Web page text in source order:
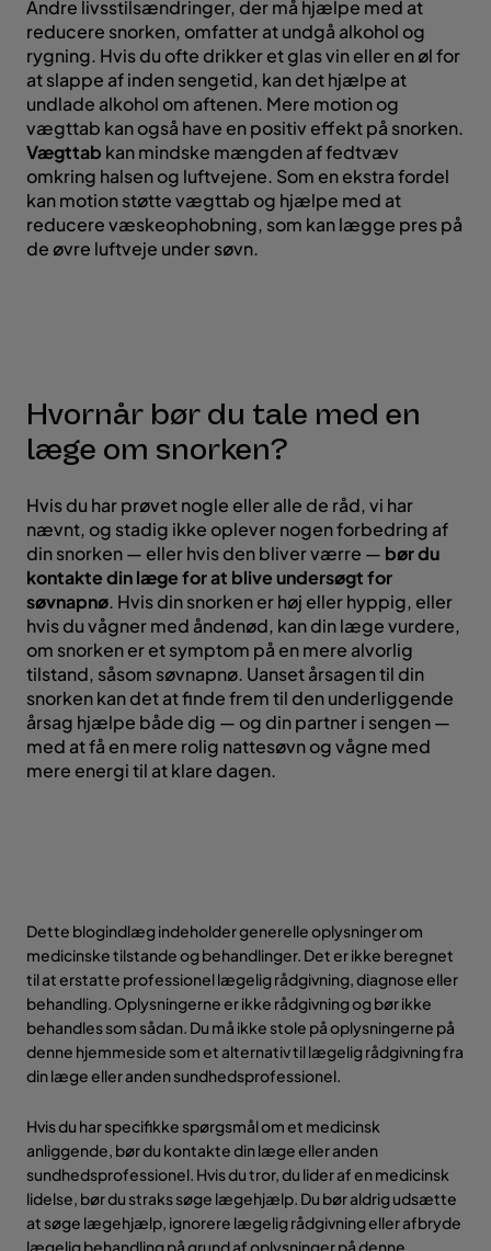
Andre livsstilsændringer, der må hjælpe med at
reducere snorken, omfatter at undgå alkohol og
rygning. Hvis du ofte drikker et glas vin eller en øl for
at slappe af inden sengetid, kan det hjælpe at
undlade alkohol om aftenen. Mere motion og
vægttab kan også have en positiv effekt på snorken.
Vægttab kan mindske mængden af fedtvæv
omkring halsen og luftvejene. Som en ekstra fordel
kan motion støtte vægttab og hjælpe med at
reducere væskeophobning, som kan lægge pres på
de øvre luftveje under søvn.
Hvornår bør du tale med en
læge om snorken?
Hvis du har prøvet nogle eller alle de råd, vi har
nævnt, og stadig ikke oplever nogen forbedring af
din snorken — eller hvis den bliver værre — bør du
kontakte din læge for at blive undersøgt for
søvnapnø. Hvis din snorken er høj eller hyppig, eller
hvis du vågner med åndenød, kan din læge vurdere,
om snorken er et symptom på en mere alvorlig
tilstand, såsom søvnapnø. Uanset årsagen til din
snorken kan det at finde frem til den underliggende
årsag hjælpe både dig — og din partner i sengen —
med at få en mere rolig nattesøvn og vågne med
mere energi til at klare dagen.
Dette blogindlæg indeholder generelle oplysninger om
medicinske tilstande og behandlinger. Det er ikke beregnet
til at erstatte professionel lægelig rådgivning, diagnose eller
behandling. Oplysningerne er ikke rådgivning og bør ikke
behandles som sådan. Du må ikke stole på oplysningerne på
denne hjemmeside som et alternativ til lægelig rådgivning fra
din læge eller anden sundhedsprofessionel.
Hvis du har specifikke spørgsmål om et medicinsk
anliggende, bør du kontakte din læge eller anden
sundhedsprofessionel. Hvis du tror, du lider af en medicinsk
lidelse, bør du straks søge lægehjælp. Du bør aldrig udsætte
at søge lægehjælp, ignorere lægelig rådgivning eller afbryde
lægelig behandling på grund af oplysninger på denne